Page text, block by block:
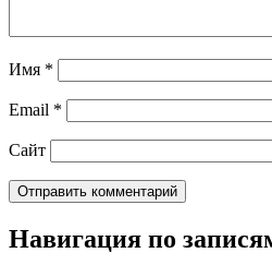
Имя *
Email *
Сайт
Навигация по